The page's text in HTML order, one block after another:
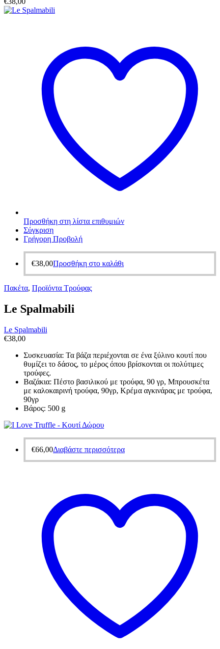
Προσθήκη στη λίστα επιθυμιών
Σύγκριση
Γρήγορη Προβολή
€38,00Προσθήκη στο καλάθι
Πακέτα, Προϊόντα Τρούφας
Le Spalmabili
Le Spalmabili
€38,00
Συσκευασία: Τα βάζα περιέχονται σε ένα ξύλινο κουτί που
θυμίζει το δάσος, το μέρος όπου βρίσκονται οι πολύτιμες
τρούφες.
Βαζάκια: Πέστο βασιλικού με τρούφα, 90 γρ, Μπρουσκέτα
με καλοκαιρινή τρούφα, 90γρ, Κρέμα αγκινάρας με τρούφα,
90γρ
Βάρος: 500 g
€66,00Διαβάστε περισσότερα